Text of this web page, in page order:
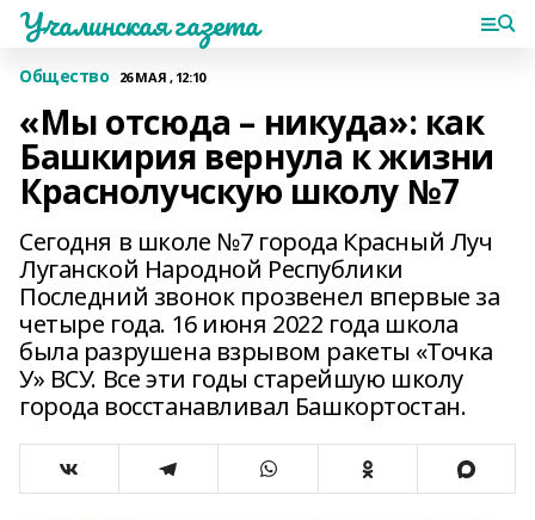
Учалинская газета
Общество 26 МАЯ , 12:10
«Мы отсюда – никуда»: как
Башкирия вернула к жизни
Краснолучскую школу №7
Сегодня в школе №7 города Красный Луч
Луганской Народной Республики
Последний звонок прозвенел впервые за
четыре года. 16 июня 2022 года школа
была разрушена взрывом ракеты «Точка
У» ВСУ. Все эти годы старейшую школу
города восстанавливал Башкортостан.